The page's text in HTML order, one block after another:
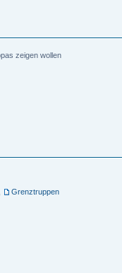
zeigen wollen
Grenztruppen